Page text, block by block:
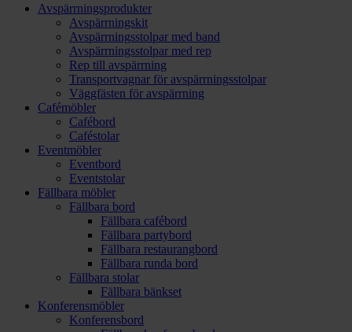
Avspärrningsprodukter
Avspärrningskit
Avspärrningsstolpar med band
Avspärrningsstolpar med rep
Rep till avspärrning
Transportvagnar för avspärrningsstolpar
Väggfästen för avspärrning
Cafémöbler
Cafébord
Caféstolar
Eventmöbler
Eventbord
Eventstolar
Fällbara möbler
Fällbara bord
Fällbara cafébord
Fällbara partybord
Fällbara restaurangbord
Fällbara runda bord
Fällbara stolar
Fällbara bänkset
Konferensmöbler
Konferensbord